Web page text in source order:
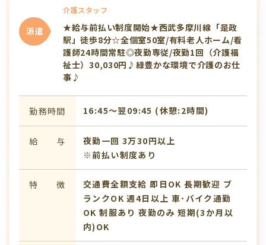
派遣
介護スタッフ
★給与前払い制度開始★西武多摩川線「是政
駅」徒歩8分☆全個室50室/有料老人ホーム/看
護師24時間常駐◎夜勤専従/夜勤1回（介護福
祉士）30,030円♪緑豊かな環境で介護のお仕
事♪
勤務時間 16:45〜翌09:45 (休憩:2時間)
給 与
夜勤一回 3万30円以上
※前払い制度あり
特 徴 交通費全額支給 即日OK 長期歓迎 ブ
ランクOK 週4日以上 車･バイク通勤
OK 制服あり 夜勤のみ 短期(3か月以
内)OK